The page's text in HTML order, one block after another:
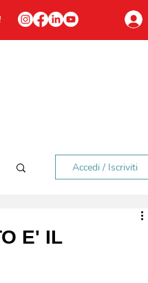
Accedi / Iscriviti
E' IL